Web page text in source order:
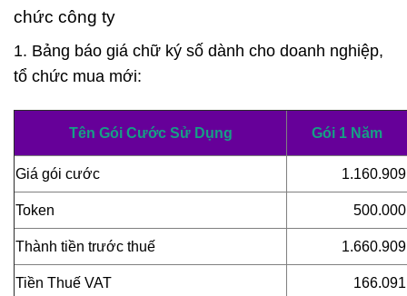
chức công ty
1. Bảng báo giá chữ ký số dành cho doanh nghiệp,
tổ chức mua mới:
Tên Gói Cước Sử Dụng Gói 1 Năm
Giá gói cước 1.160.909
Token 500.000
Thành tiền trước thuế 1.660.909
Tiền Thuế VAT 166.091